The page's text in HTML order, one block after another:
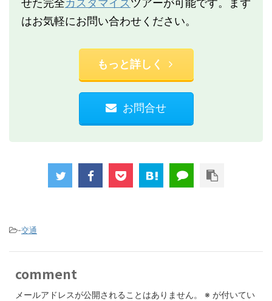
せた完全カスタマイズツアーが可能です。まず
はお気軽にお問い合わせください。
もっと詳しく
お問合せ
-交通
comment
メールアドレスが公開されることはありません。 ※ が付いてい